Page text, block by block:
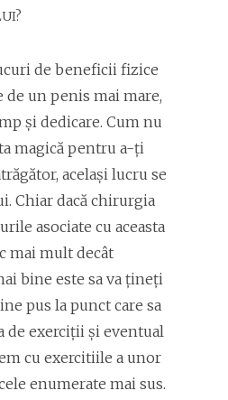
de beneficii fizice
de un penis mai mare,
și dedicare. Cum nu
magică pentru a-ți
același lucru se
Chiar dacă chirurgia
asociate cu aceasta
mai mult decât
bine este sa va țineți
pus la punct care sa
de exerciții și eventual
cu exercitiile a unor
enumerate mai sus.